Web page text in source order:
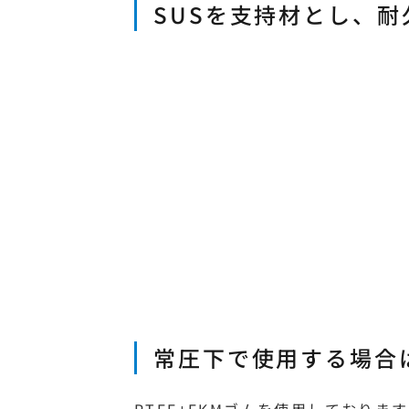
SUSを支持材とし、
常圧下で使用する場